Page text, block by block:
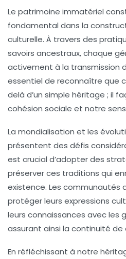
Le patrimoine immatériel
fondamental dans la
culturelle. À travers des
savoirs ancestraux, chaque
activement à la transmission
essentiel de reconnaître que
delà d’un simple héritage ; il
cohésion sociale et notre
La mondialisation et les
présentent des défis
est crucial d’adopter des
préserver ces traditions qui
existence. Les communautés
protéger leurs expressions
leurs connaissances avec les
assurant ainsi la continuité
En réfléchissant à notre